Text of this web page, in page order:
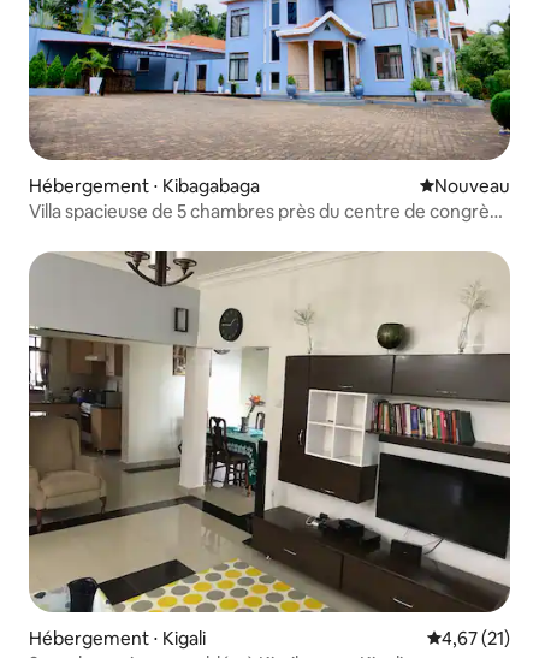
Hébergement ⋅ Kibagabaga Nouvel
Nouveau
Villa spacieuse de 5 chambres près du centre de congrès
Hébergement ⋅ Kigali Évaluation
4,67 (21)